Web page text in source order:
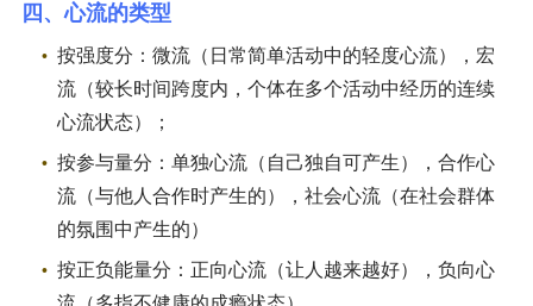
四、心流的类型
按强度分：微流（日常简单活动中的轻度心流），宏
流（较长时间跨度内，个体在多个活动中经历的连续
心流状态）；
按参与量分：单独心流（自己独自可产生），合作心
流（与他人合作时产生的），社会心流（在社会群体
的氛围中产生的）
按正负能量分：正向心流（让人越来越好），负向心